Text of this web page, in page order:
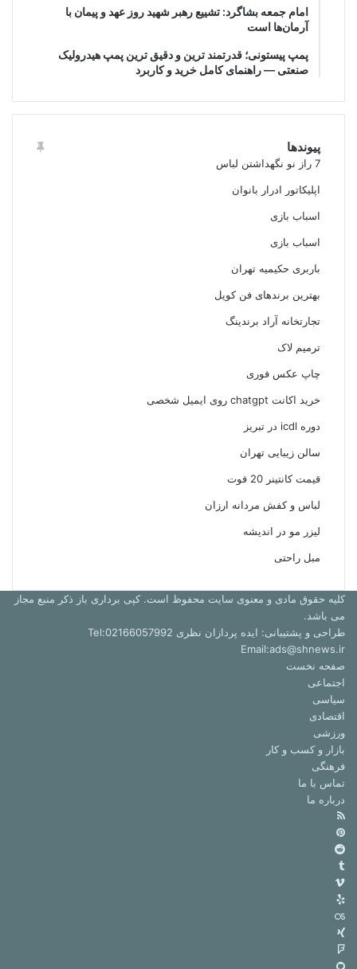
امام جمعه بشاگرد: تشییع رهبر شهید روز عهد و پیمان با
آرمان‌ها است
پمپ پیستونی؛ قدرتمند ترین و دقیق‌ ترین پمپ هیدرولیک
صنعتی — راهنمای کامل خرید و کاربرد
پیوندها
7 راز نو نگهداشتن لباس
اپلیکاتور ادرار بانوان
اسباب بازی
اسباب بازی
باربری حکیمیه تهران
بهترین برندهای فن کویل
تجارتخانه آراد برندینگ
ترمیم لاک
چاپ عکس فوری
خرید اکانت chatgpt روی ایمیل شخصی
دوره icdl در تبریز
سالن زیبایی تهران
قیمت کانتینر 20 فوت
لباس و کفش مردانه ارزان
لیزر مو در اندیشه
مبل راحتی
کلیه حقوق مادی و معنوی سایت محفوظ است. کپی برداری باز ذکر منبع مجاز
می باشد.
طراحی و پشتیبانی: ایده پردازان نظری Tel:02166057992
Email:ads@shnews.ir
صفحه نخست
اجتماعی
سیاسی
اقتصادی
ورزشی
بازار و کسب و کار
فرهنگی
تماس با ما
درباره ما